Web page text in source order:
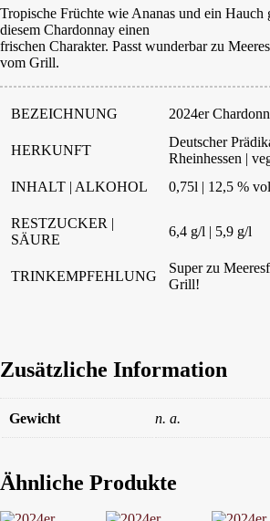
Tropische Früchte wie Ananas und ein Hauch
diesem Chardonnay einen
frischen Charakter. Passt wunderbar zu
vom Grill.
BEZEICHNUNG 2024er
HERKUNFT
Deutscher
Rheinhessen |
INHALT | ALKOHOL
0,75l | 12,5 % vol
RESTZUCKER |
SÄURE
6,4 g/l | 5,9 g/l
TRINKEMPFEHLUNG
Super zu
Grill!
Zusätzliche Information
Gewicht n. a.
Ähnliche Produkte